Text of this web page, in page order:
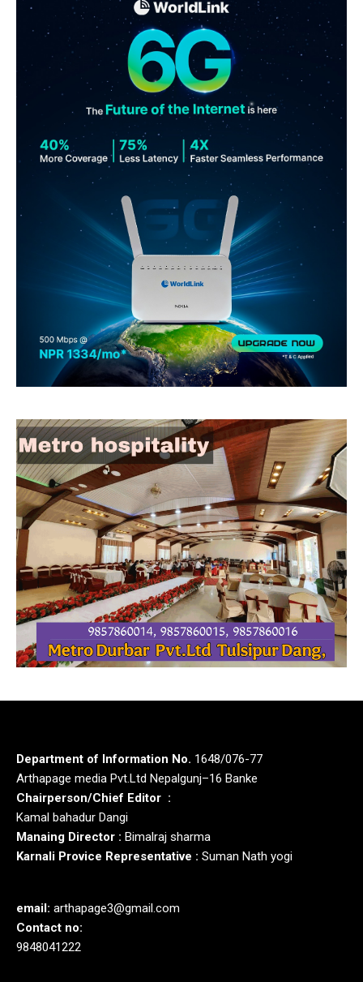
Department of Information No. 1648/076-77
Arthapage media Pvt.Ltd Nepalgunj–16 Banke
Chairperson/Chief Editor :
Kamal bahadur Dangi
Manaing Director : Bimalraj sharma
Karnali Provice Representative : Suman Nath yogi
email: arthapage3@gmail.com
Contact no:
9848041222